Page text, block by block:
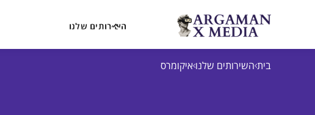
השירותים שלנו
בית השירותים שלנו איקומרס